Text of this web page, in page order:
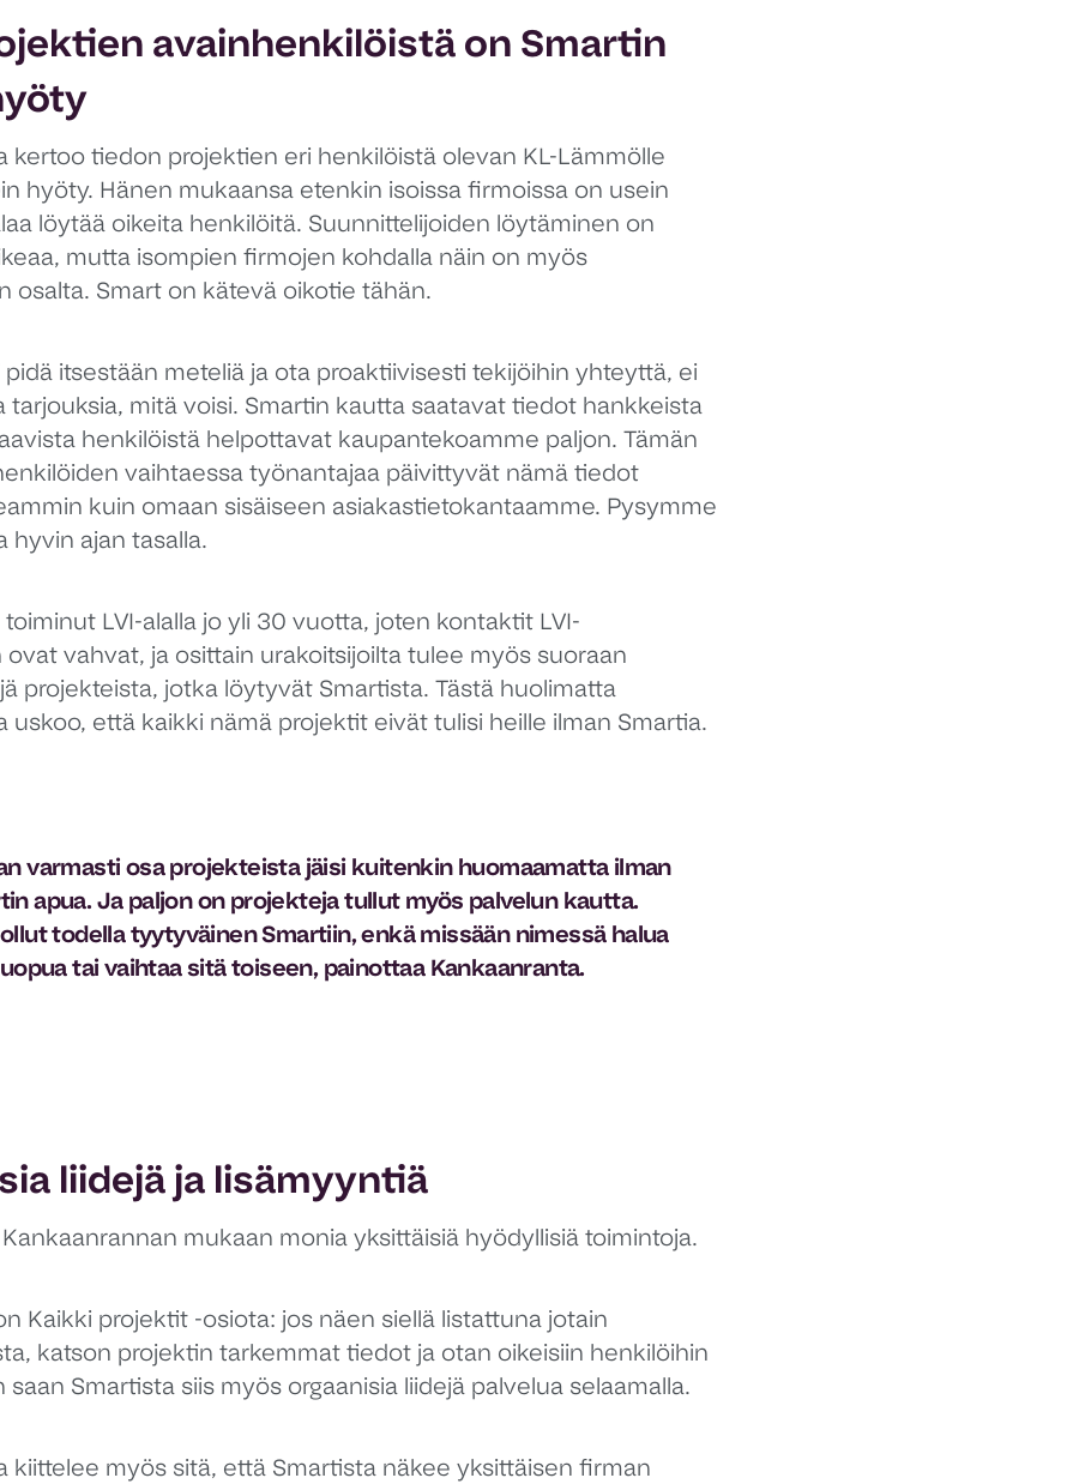
avainhenkilöistä on Smartin
kertoo tiedon projektien eri henkilöistä olevan KL-Lämmölle
hyöty. Hänen mukaansa etenkin isoissa firmoissa on usein
löytää oikeita henkilöitä. Suunnittelijoiden löytäminen on
mutta isompien firmojen kohdalla näin on myös
osalta. Smart on kätevä oikotie tähän.
pidä itsestään meteliä ja ota proaktiivisesti tekijöihin yhteyttä, ei
tarjouksia, mitä voisi. Smartin kautta saatavat tiedot hankkeista
henkilöistä helpottavat kaupantekoamme paljon. Tämän
vaihtaessa työnantajaa päivittyvät nämä tiedot
kuin omaan sisäiseen asiakastietokantaamme. Pysymme
hyvin ajan tasalla.
toiminut LVI-alalla jo yli 30 vuotta, joten kontaktit LVI-
ovat vahvat, ja osittain urakoitsijoilta tulee myös suoraan
projekteista, jotka löytyvät Smartista. Tästä huolimatta
uskoo, että kaikki nämä projektit eivät tulisi heille ilman Smartia.
varmasti osa projekteista jäisi kuitenkin huomaamatta ilman
apua. Ja paljon on projekteja tullut myös palvelun kautta.
todella tyytyväinen Smartiin, enkä missään nimessä halua
tai vaihtaa sitä toiseen, painottaa Kankaanranta.
liidejä ja lisämyyntiä
mukaan monia yksittäisiä hyödyllisiä toimintoja.
Kaikki projektit -osiota: jos näen siellä listattuna jotain
katson projektin tarkemmat tiedot ja otan oikeisiin henkilöihin
saan Smartista siis myös orgaanisia liidejä palvelua selaamalla.
kiittelee myös sitä, että Smartista näkee yksittäisen firman